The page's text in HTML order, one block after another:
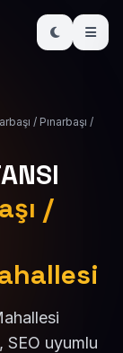
/ Pınarbaşı /
/
uyumlu